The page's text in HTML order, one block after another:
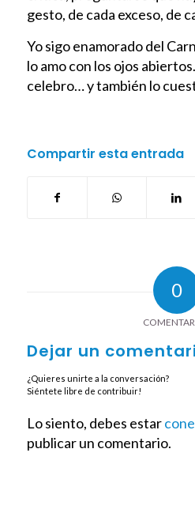
gesto, de cada exceso, de
Yo sigo enamorado del
lo amo con los ojos
celebro… y también lo
Compartir esta entrada
0
Dejar un
¿Quieres unirte a la conversación?
Siéntete libre de contribuir!
Lo siento, debes estar
publicar un comentario.